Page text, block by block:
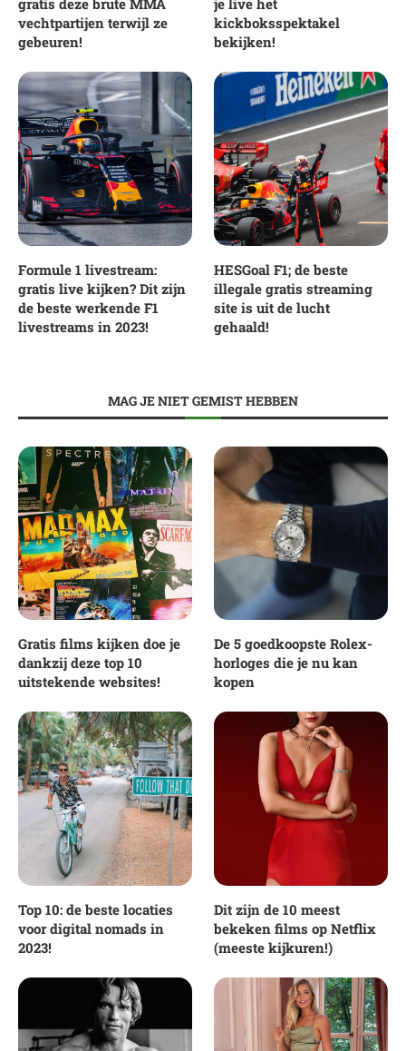
vechtpartijen terwijl ze
gebeuren!
kickboksspektakel
bekijken!
Formule 1 livestream:
gratis live kijken? Dit zijn
de beste werkende F1
livestreams in 2023!
HESGoal F1; de beste
illegale gratis streaming
site is uit de lucht
gehaald!
MAG JE NIET GEMIST HEBBEN
Gratis films kijken doe je
dankzij deze top 10
uitstekende websites!
De 5 goedkoopste Rolex-
horloges die je nu kan
kopen
Top 10: de beste locaties
voor digital nomads in
2023!
Dit zijn de 10 meest
bekeken films op Netflix
(meeste kijkuren!)